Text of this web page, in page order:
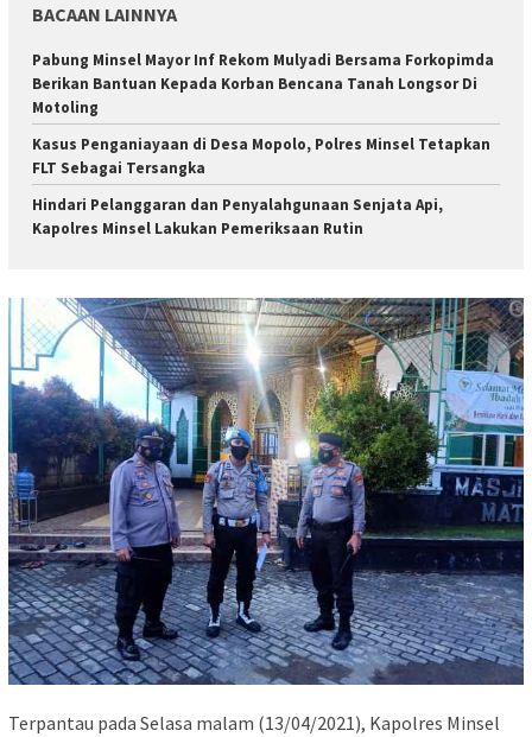
BACAAN LAINNYA
Pabung Minsel Mayor Inf Rekom Mulyadi Bersama Forkopimda
Berikan Bantuan Kepada Korban Bencana Tanah Longsor Di
Motoling
Kasus Penganiayaan di Desa Mopolo, Polres Minsel Tetapkan
FLT Sebagai Tersangka
Hindari Pelanggaran dan Penyalahgunaan Senjata Api,
Kapolres Minsel Lakukan Pemeriksaan Rutin
Terpantau pada Selasa malam (13/04/2021), Kapolres Minsel